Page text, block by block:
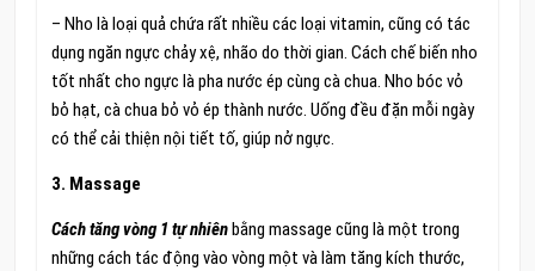
– Nho là loại quả chứa rất nhiều các loại vitamin, cũng có tác
dụng ngăn ngực chảy xệ, nhão do thời gian. Cách chế biến nho
tốt nhất cho ngực là pha nước ép cùng cà chua. Nho bóc vỏ
bỏ hạt, cà chua bỏ vỏ ép thành nước. Uống đều đặn mỗi ngày
có thể cải thiện nội tiết tố, giúp nở ngực.
3. Massage
Cách tăng vòng 1 tự nhiên bằng massage cũng là một trong
những cách tác động vào vòng một và làm tăng kích thước,